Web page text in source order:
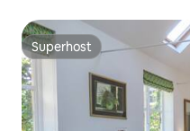
Superhost
Superhost